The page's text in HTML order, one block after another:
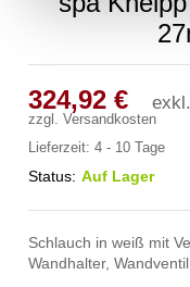
324,92€
zzgl.Versandkosten
Lieferzeit:4 - 10 Tage
Status: Auf Lager
Schlauch in weiß mit
Wandhalter,